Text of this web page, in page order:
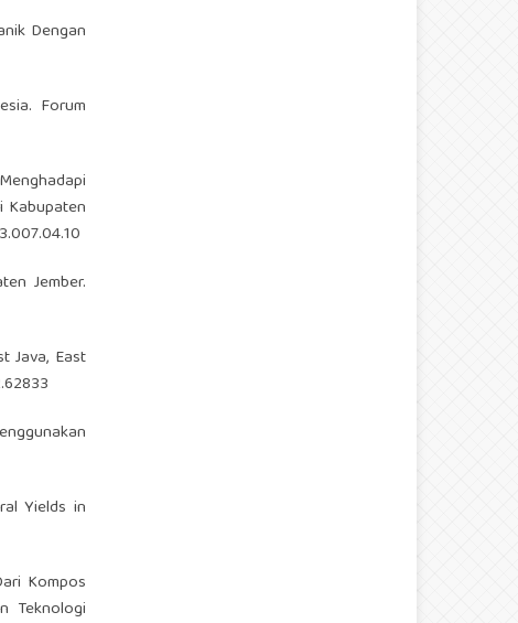
Dengan
Forum
Kabupaten
Jember.
Java, East
Yields in
Kompos
Teknologi